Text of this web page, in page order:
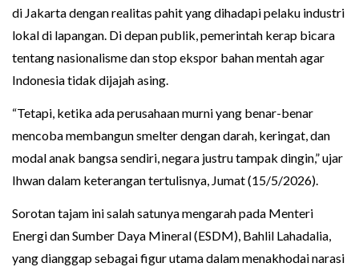
di Jakarta dengan realitas pahit yang dihadapi pelaku industri
lokal di lapangan. Di depan publik, pemerintah kerap bicara
tentang nasionalisme dan stop ekspor bahan mentah agar
Indonesia tidak dijajah asing.
“Tetapi, ketika ada perusahaan murni yang benar-benar
mencoba membangun smelter dengan darah, keringat, dan
modal anak bangsa sendiri, negara justru tampak dingin,” ujar
Ihwan dalam keterangan tertulisnya, Jumat (15/5/2026).
Sorotan tajam ini salah satunya mengarah pada Menteri
Energi dan Sumber Daya Mineral (ESDM), Bahlil Lahadalia,
yang dianggap sebagai figur utama dalam menakhodai narasi